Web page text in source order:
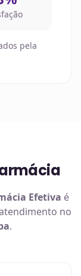
pela
Efetiva é
no
.